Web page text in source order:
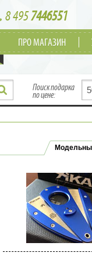
8 4957446551
ПРО МАГАЗИН
Поиск подарка
по цене: